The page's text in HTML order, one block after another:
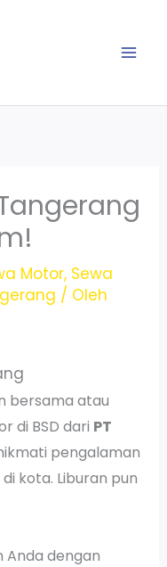
Motor, Sewa
/ Oleh
bersama atau
di BSD dari PT
pengalaman
kota. Liburan pun
Anda dengan